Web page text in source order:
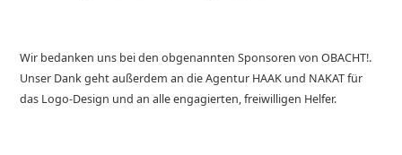
Wir bedanken uns bei den obgenannten Sponsoren von OBACHT!.
Unser Dank geht außerdem an die Agentur HAAK und NAKAT für
das Logo-Design und an alle engagierten, freiwilligen Helfer.